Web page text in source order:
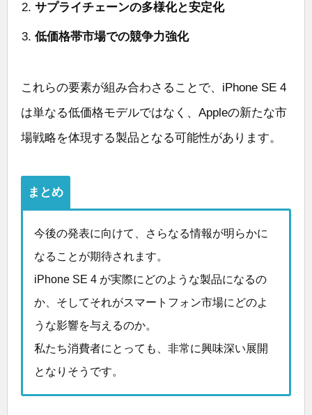
サプライチェーンの多様化と安定化
低価格帯市場での競争力強化
これらの要素が組み合わさることで、iPhone SE 4
は単なる低価格モデルではなく、Appleの新たな市
場戦略を体現する製品となる可能性があります。
まとめ
今後の発表に向けて、さらなる情報が明らかに
なることが期待されます。
iPhone SE 4 が実際にどのような製品になるの
か、そしてそれがスマートフォン市場にどのよ
うな影響を与えるのか。
私たち消費者にとっても、非常に興味深い展開
となりそうです。